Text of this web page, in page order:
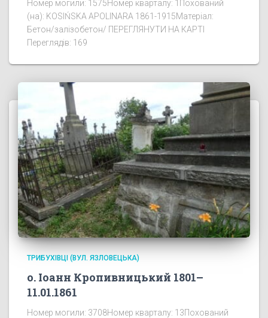
Номер могили: 1575Номер кварталу: 1Похований
(на): KOSIŃSKA APOLINARA 1861-1915Матеріал:
Бетон/залізобетон/ ПЕРЕГЛЯНУТИ НА КАРТІ
Переглядів: 169
ТРИБУХІВЦІ (ВУЛ. ЯЗЛОВЕЦЬКА)
о. Іоанн Кропивницький 1801–
11.01.1861
Номер могили: 3708Номер кварталу: 13Похований